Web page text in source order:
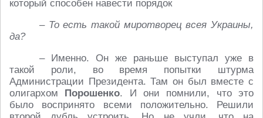
который способен навести порядок
– То есть такой миротворец всея Украины,
да?
– Именно. Он же раньше выступал уже в
такой роли, во время попытки штурма
Администрации Президента. Там он был вместе с
олигархом Порошенко. И они помнили, что это
было воспринято всеми положительно. Решили